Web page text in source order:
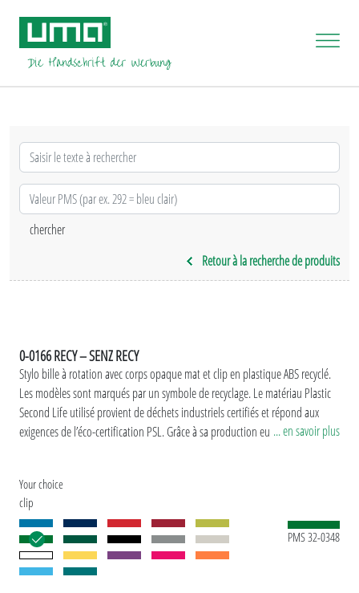
Retour à la recherche de produits
0-0166 RECY – SENZ RECY
Stylo bille à rotation avec corps opaque mat et clip en plastique ABS recyclé.
Les modèles sont marqués par un symbole de recyclage. Le matériau Plastic
Second Life utilisé provient de déchets industriels certifiés et répond aux
exigences de l’éco-certification PSL. Grâce à sa production européenne et
particularité du matériau (ABS Recycled Plastic), des variations de couleur
existent en fonction de la production.
Version spéciale: Mix n' Match : à partir de 2.000 pièces, le modèle peut être
combiné en couleur.
... en savoir plus
Your choice
clip
PMS 32-0348